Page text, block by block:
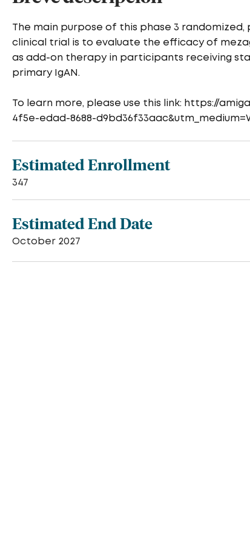
The main purpose of this phase 3
clinical trial is to evaluate the efficacy of
as add-on therapy in participants receiving
primary IgAN.
To learn more, please use this link: https://
4f5e-edad-8688-
Estimated Enrollment
347
Estimated End Date
October 2027